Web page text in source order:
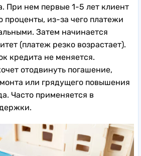
При нем первые 1-5 лет клиент
проценты, из-за чего платежи
Затем начинается
(платеж резко возрастает).
кредита не меняется.
отодвинуть погашение,
или грядущего повышения
Часто применяется в